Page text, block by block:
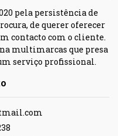
pela persistência de
de querer oferecer
contacto com o cliente.
multimarcas que presa
serviço profissional.